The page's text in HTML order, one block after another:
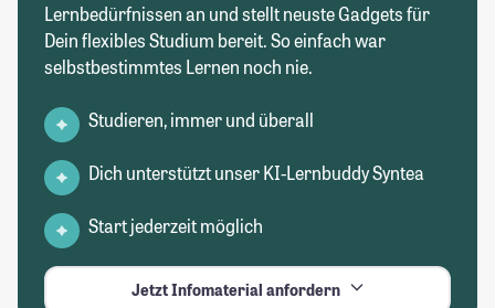
Lernbedürfnissen an und stellt neuste Gadgets für
Dein flexibles Studium bereit. So einfach war
selbstbestimmtes Lernen noch nie.
Studieren, immer und überall
Dich unterstützt unser KI-Lernbuddy Syntea
Start jederzeit möglich
Jetzt Infomaterial anfordern